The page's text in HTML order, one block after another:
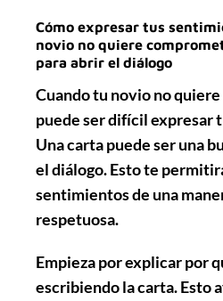
Cómo expresar tus
novio no quiere
para abrir el diálogo
Cuando tu novio no
puede ser difícil expresar
Una carta puede ser una
el diálogo. Esto te
sentimientos de una
respetuosa.
Empiezapor explicar por
escribiendo la carta. Esto